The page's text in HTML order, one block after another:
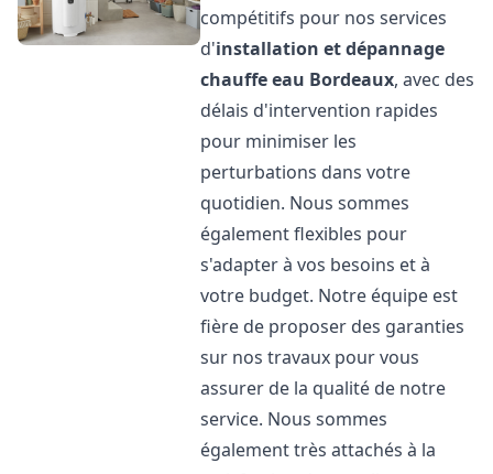
compétitifs pour nos services
d'installation et dépannage
chauffe eau Bordeaux, avec des
délais d'intervention rapides
pour minimiser les
perturbations dans votre
quotidien. Nous sommes
également flexibles pour
s'adapter à vos besoins et à
votre budget. Notre équipe est
fière de proposer des garanties
sur nos travaux pour vous
assurer de la qualité de notre
service. Nous sommes
également très attachés à la